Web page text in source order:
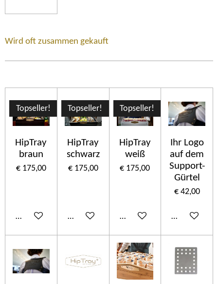
Wird oft zusammen gekauft
Topseller!
HipTray
braun
€ 175,00
In winkelwagen
Topseller!
HipTray
schwarz
€ 175,00
In winkelwagen
Topseller!
HipTray
weiß
€ 175,00
In winkelwagen
Ihr Logo
auf dem
Support-
Gürtel
€ 42,00
In